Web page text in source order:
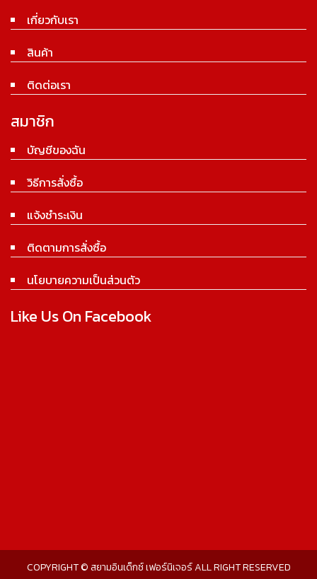
เกี่ยวกับเรา
สินค้า
ติดต่อเรา
สมาชิก
บัญชีของฉัน
วิธีการสั่งซื้อ
แจ้งชำระเงิน
ติดตามการสั่งซื้อ
นโยบายความเป็นส่วนตัว
Like Us On Facebook
COPYRIGHT © สยามอินเด็กซ์ เฟอร์นิเจอร์ ALL RIGHT RESERVED